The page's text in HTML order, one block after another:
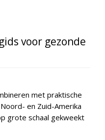
voor gezonde
met praktische
en Zuid-Amerika
grote schaal gekweekt